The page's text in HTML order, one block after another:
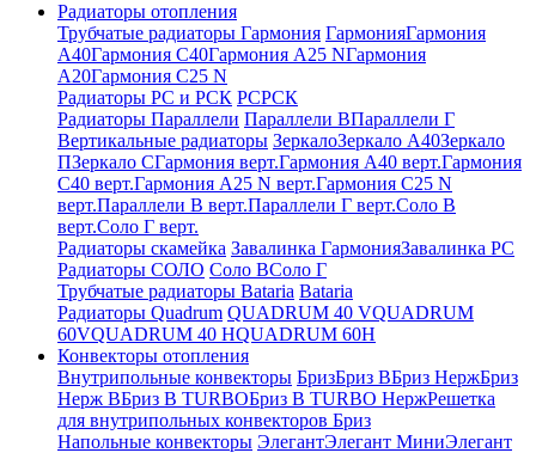
Радиаторы отопления
Трубчатые радиаторы Гармония ГармонияГармония
А40Гармония С40Гармония А25 NГармония
А20Гармония С25 N
Радиаторы РС и РСК РСРСК
Радиаторы Параллели Параллели ВПараллели Г
Вертикальные радиаторы ЗеркалоЗеркало А40Зеркало
ПЗеркало СГармония верт.Гармония А40 верт.Гармония
С40 верт.Гармония А25 N верт.Гармония С25 N
верт.Параллели В верт.Параллели Г верт.Соло В
верт.Соло Г верт.
Радиаторы скамейка Завалинка ГармонияЗавалинка РС
Радиаторы СОЛО Соло ВСоло Г
Трубчатые радиаторы Bataria Bataria
Радиаторы Quadrum QUADRUM 40 VQUADRUM
60VQUADRUM 40 HQUADRUM 60H
Конвекторы отопления
Внутрипольные конвекторы БризБриз ВБриз НержБриз
Нерж ВБриз В TURBOБриз В TURBO НержРешетка
для внутрипольных конвекторов Бриз
Напольные конвекторы ЭлегантЭлегант МиниЭлегант